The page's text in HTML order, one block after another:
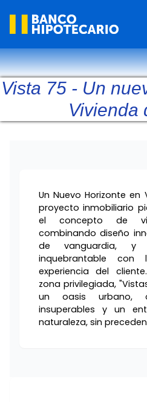
Vista 75 - Un
Vivienda
Un Nuevo Horizonte en
proyecto inmobiliario
el concepto de
combinando diseño
de vanguardia, y
inquebrantable
experiencia del
zona privilegiada,
un oasis urbano,
insuperables y un
naturaleza, sin